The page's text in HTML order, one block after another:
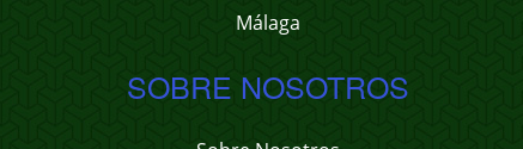
Málaga
SOBRE NOSOTROS